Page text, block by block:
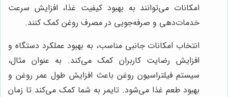
امکانات می‌توانند به بهبود کیفیت غذا، افزایش سرعت
خدمات‌دهی و صرفه‌جویی در مصرف روغن کمک کنند.
انتخاب امکانات جانبی مناسب، به بهبود عملکرد دستگاه و
افزایش رضایت کاربران کمک می‌کند. به عنوان مثال،
سیستم فیلتراسیون روغن باعث افزایش طول عمر روغن و
بهبود طعم غذا می‌شود. تایمر به شما کمک می‌کند تا زمان